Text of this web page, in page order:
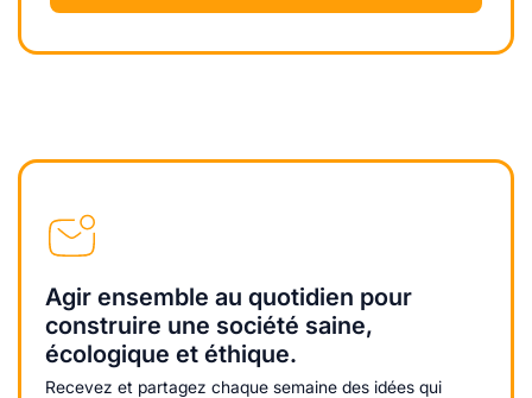
Agir ensemble au quotidien pour
construire une société saine,
écologique et éthique.
Recevez et partagez chaque semaine des idées qui